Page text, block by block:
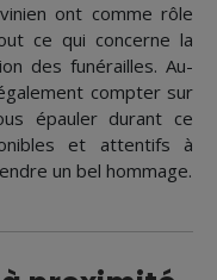
ont comme rôle
ce qui concerne la
des funérailles. Au-
compter sur
épauler durant ce
et attentifs à
un bel hommage.